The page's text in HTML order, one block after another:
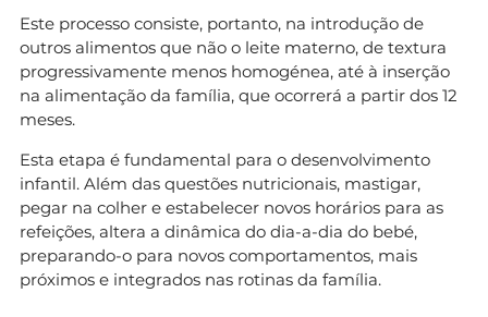
Este processo consiste, portanto, na introdução de
outros alimentos que não o leite materno, de textura
progressivamente menos homogénea, até à inserção
na alimentação da família, que ocorrerá a partir dos 12
meses.
Esta etapa é fundamental para o desenvolvimento
infantil. Além das questões nutricionais, mastigar,
pegar na colher e estabelecer novos horários para as
refeições, altera a dinâmica do dia-a-dia do bebé,
preparando-o para novos comportamentos, mais
próximos e integrados nas rotinas da família.